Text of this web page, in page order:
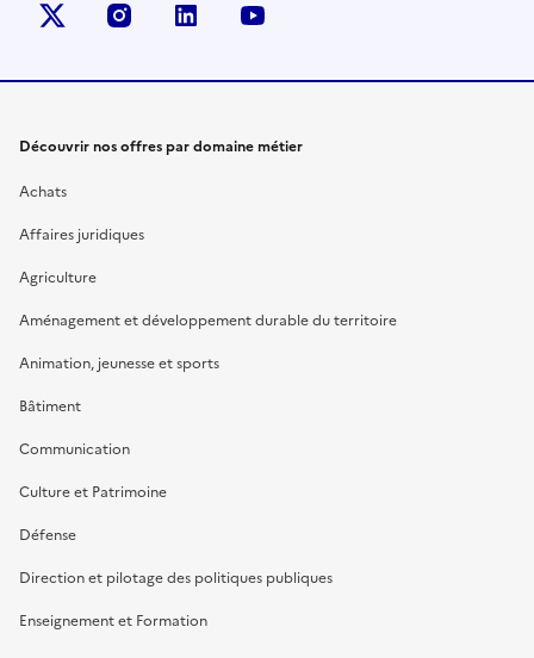
X (anciennement Twitter)
instagramlinkedin
Découvrir nos offres par domaine métier
Achats
Affaires juridiques
Agriculture
Aménagement et développement durable du territoire
Animation, jeunesse et sports
Bâtiment
Communication
Culture et Patrimoine
Défense
Direction et pilotage des politiques publiques
Enseignement et Formation